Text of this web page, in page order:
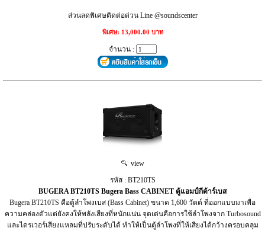
ส่วนลดพิเศษติดต่อด่วน Line @soundscenter
พิเศษ: 13,000.00 บาท
จำนวน :
view
รหัส : BT210TS
BUGERA BT210TS Bugera Bass CABINET ตู้แอมป์กีต้าร์เบส
Bugera BT210TS คือตู้ลำโพงเบส (Bass Cabinet) ขนาด 1,600 วัตต์ ที่ออกแบบมาเพื่อ
ความคล่องตัวแต่ยังคงให้พลังเสียงที่หนักแน่น จุดเด่นคือการใช้ลำโพงจาก Turbosound
และไดรเวอร์เสียงแหลมที่ปรับระดับได้ ทำให้เป็นตู้ลำโพงที่ให้เสียงได้กว้างครอบคลุม